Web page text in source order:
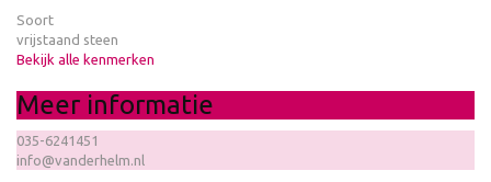
Soort
vrijstaand steen
Bekijk alle kenmerken
Meer informatie
035-6241451
info@vanderhelm.nl